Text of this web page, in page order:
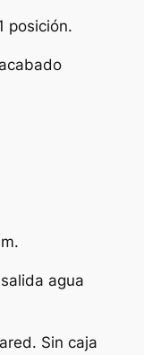
posición.
agua
Sin caja